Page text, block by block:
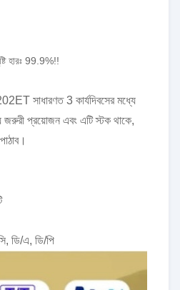
হারঃ 99.9%!!
সাধারণত 3 কার্যদিবসের মধ্যে
জরুরী প্রয়োজন এবং এটি স্টক থাকে,
ডি/এ, ডি/পি